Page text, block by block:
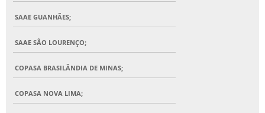
SAAE GUANHÃES;
SAAE SÃO LOURENÇO;
COPASA BRASILÂNDIA DE MINAS;
COPASA NOVA LIMA;